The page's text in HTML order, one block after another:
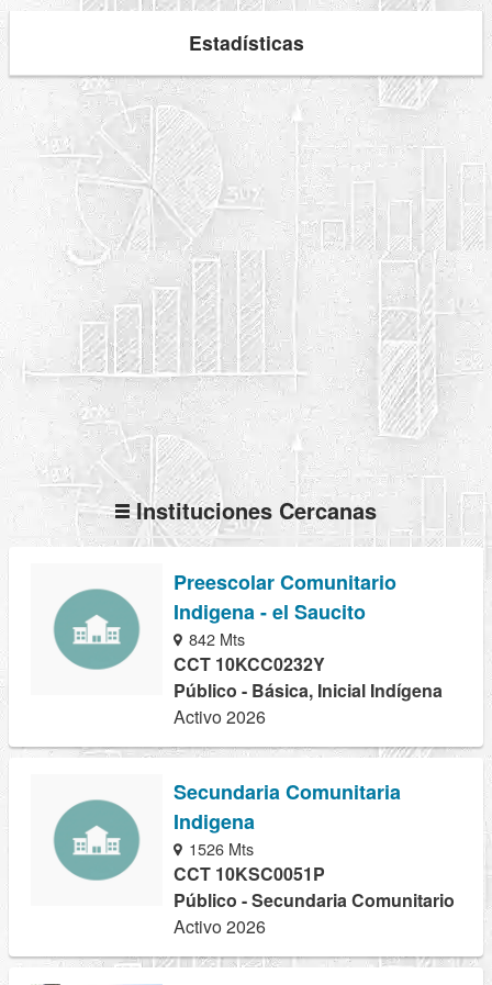
Estadísticas
Instituciones Cercanas
Preescolar Comunitario
Indigena - el Saucito
842 Mts
CCT 10KCC0232Y
Público - Básica, Inicial Indígena
Activo 2026
Secundaria Comunitaria
Indigena
1526 Mts
CCT 10KSC0051P
Público - Secundaria Comunitario
Activo 2026